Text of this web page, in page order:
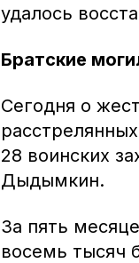
удалось
Братские
Сегодня о
28 воинских
Дыдымкин.
За пять
восемь тысяч